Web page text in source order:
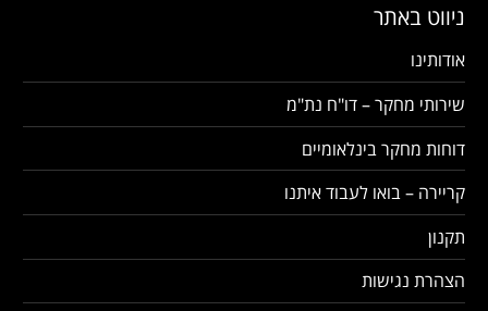
ניווט באתר
אודותינו
שירותי מחקר – דו"ח נת"מ
דוחות מחקר בינלאומיים
קריירה – בואו לעבוד איתנו
תקנון
הצהרת נגישות